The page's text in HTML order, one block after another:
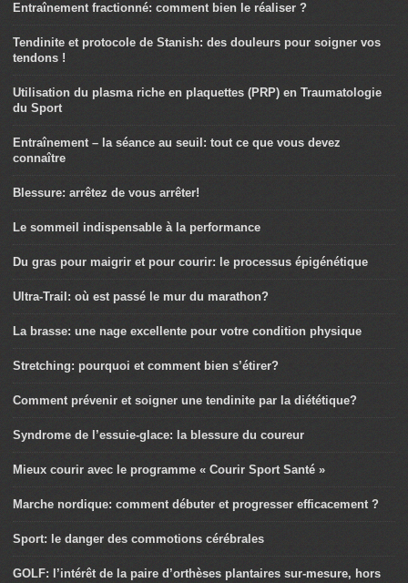
Entraînement fractionné: comment bien le réaliser ?
Tendinite et protocole de Stanish: des douleurs pour soigner vos
tendons !
Utilisation du plasma riche en plaquettes (PRP) en Traumatologie
du Sport
Entraînement – la séance au seuil: tout ce que vous devez
connaître
Blessure: arrêtez de vous arrêter!
Le sommeil indispensable à la performance
Du gras pour maigrir et pour courir: le processus épigénétique
Ultra-Trail: où est passé le mur du marathon?
La brasse: une nage excellente pour votre condition physique
Stretching: pourquoi et comment bien s’étirer?
Comment prévenir et soigner une tendinite par la diététique?
Syndrome de l’essuie-glace: la blessure du coureur
Mieux courir avec le programme « Courir Sport Santé »
Marche nordique: comment débuter et progresser efficacement ?
Sport: le danger des commotions cérébrales
GOLF: l’intérêt de la paire d’orthèses plantaires sur-mesure, hors